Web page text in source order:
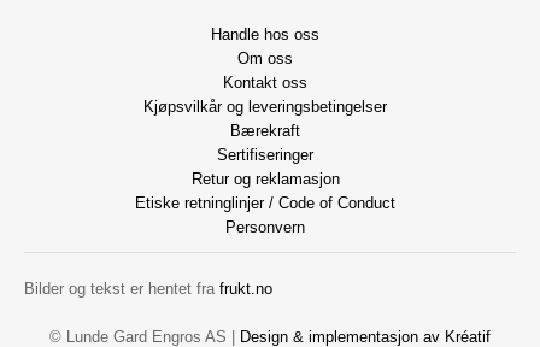
Handle hos oss
Om oss
Kontakt oss
Kjøpsvilkår og leveringsbetingelser
Bærekraft
Sertifiseringer
Retur og reklamasjon
Etiske retninglinjer / Code of Conduct
Personvern
Bilder og tekst er hentet fra frukt.no
© Lunde Gard Engros AS | Design & implementasjon av Kréatif